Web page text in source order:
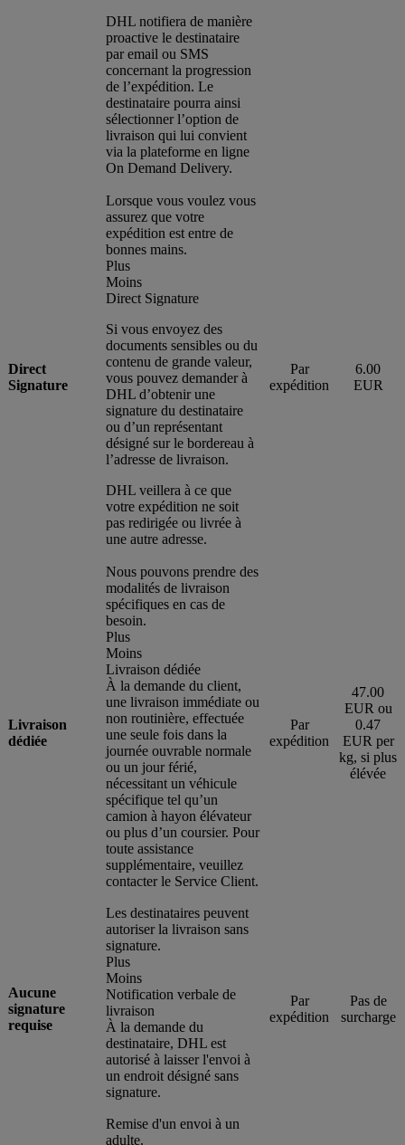
DHL notifiera de manière
proactive le destinataire
par email ou SMS
concernant la progression
de l’expédition. Le
destinataire pourra ainsi
sélectionner l’option de
livraison qui lui convient
via la plateforme en ligne
On Demand Delivery.
Direct
Signature
Lorsque vous voulez vous
assurez que votre
expédition est entre de
bonnes mains.
Plus
Moins
Direct Signature
Si vous envoyez des
documents sensibles ou du
contenu de grande valeur,
vous pouvez demander à
DHL d’obtenir une
signature du destinataire
ou d’un représentant
désigné sur le bordereau à
l’adresse de livraison.
DHL veillera à ce que
votre expédition ne soit
pas redirigée ou livrée à
une autre adresse.
Par
expédition
6.00
EUR
Livraison
dédiée
Nous pouvons prendre des
modalités de livraison
spécifiques en cas de
besoin.
Plus
Moins
Livraison dédiée
À la demande du client,
une livraison immédiate ou
non routinière, effectuée
une seule fois dans la
journée ouvrable normale
ou un jour férié,
nécessitant un véhicule
spécifique tel qu’un
camion à hayon élévateur
ou plus d’un coursier. Pour
toute assistance
supplémentaire, veuillez
contacter le Service Client.
Par
expédition
47.00
EUR ou
0.47
EUR per
kg, si plus
élévée
Aucune
signature
requise
Les destinataires peuvent
autoriser la livraison sans
signature.
Plus
Moins
Notification verbale de
livraison
À la demande du
destinataire, DHL est
autorisé à laisser l'envoi à
un endroit désigné sans
signature.
Par
expédition
Pas de
surcharge
Remise d'un envoi à un
adulte.